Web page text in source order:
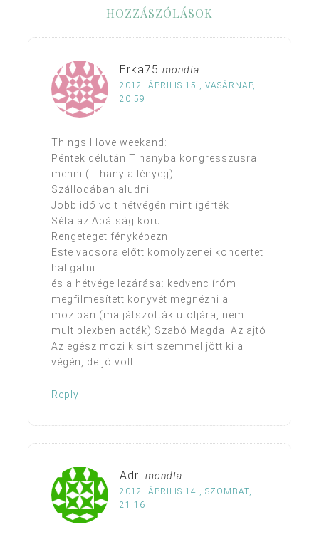
HOZZÁSZÓLÁSOK
Erka75 mondta
2012. ÁPRILIS 15., VASÁRNAP,
20:59
Things I love weekand:
Péntek délután Tihanyba kongresszusra
menni (Tihany a lényeg)
Szállodában aludni
Jobb idő volt hétvégén mint ígérték
Séta az Apátság körül
Rengeteget fényképezni
Este vacsora előtt komolyzenei koncertet
hallgatni
és a hétvége lezárása: kedvenc íróm
megfilmesített könyvét megnézni a
moziban (ma játszották utoljára, nem
multiplexben adták) Szabó Magda: Az ajtó
Az egész mozi kisírt szemmel jött ki a
végén, de jó volt
Reply
Adri mondta
2012. ÁPRILIS 14., SZOMBAT,
21:16